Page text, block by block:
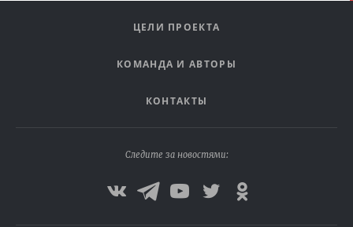
ЦЕЛИ ПРОЕКТА
КОМАНДА И АВТОРЫ
КОНТАКТЫ
Следите за новостями: